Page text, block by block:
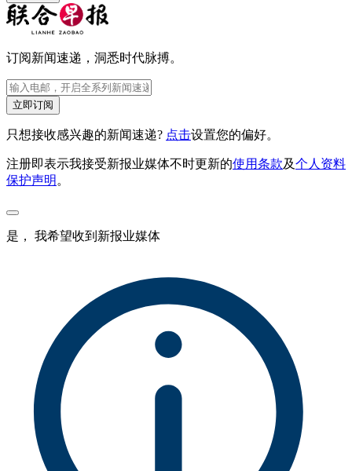
订阅新闻速递，洞悉时代脉搏。
立即订阅
只想接收感兴趣的新闻速递? 点击设置您的偏好。
注册即表示我接受新报业媒体不时更新的使用条款及个人资料
保护声明 。
是， 我希望收到新报业媒体